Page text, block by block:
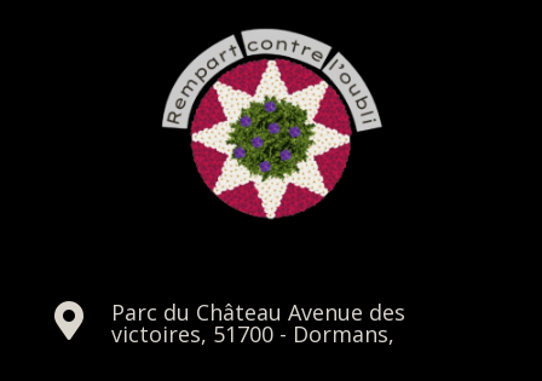
 Parc du Château Avenue des
victoires, 51700 - Dormans,